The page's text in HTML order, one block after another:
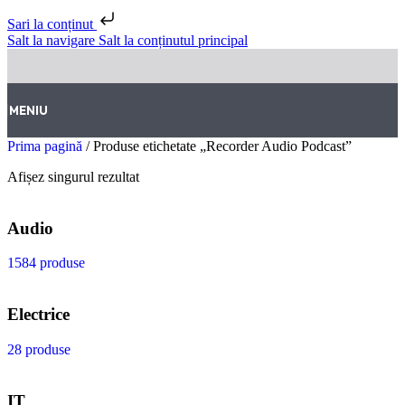
Sari la conținut
Salt la navigare Salt la conținutul principal
MENIU
Prima pagină / Produse etichetate „Recorder Audio Podcast”
Afișez singurul rezultat
Audio
1584 produse
Electrice
28 produse
IT